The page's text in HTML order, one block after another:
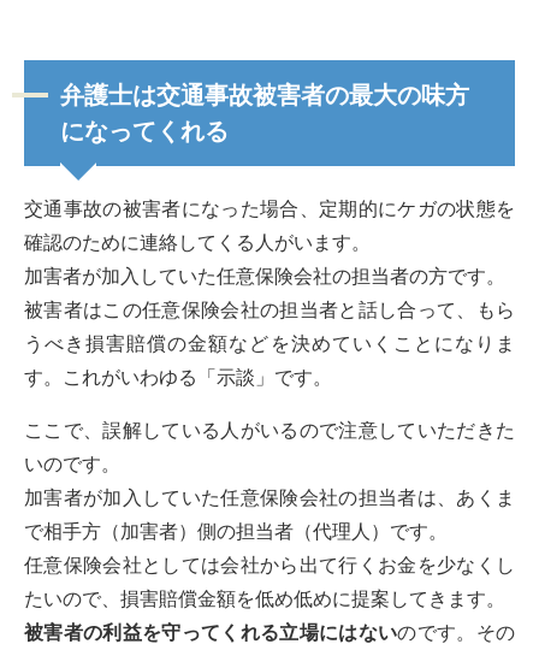
弁護士は交通事故被害者の最大の味方
になってくれる
交通事故の被害者になった場合、定期的にケガの状態を
確認のために連絡してくる人がいます。
加害者が加入していた任意保険会社の担当者の方です。
被害者はこの任意保険会社の担当者と話し合って、もら
うべき損害賠償の金額などを決めていくことになりま
す。これがいわゆる「示談」です。
ここで、誤解している人がいるので注意していただきた
いのです。
加害者が加入していた任意保険会社の担当者は、あくま
で相手方（加害者）側の担当者（代理人）です。
任意保険会社としては会社から出て行くお金を少なくし
たいので、損害賠償金額を低め低めに提案してきます。
被害者の利益を守ってくれる立場にはないのです。その